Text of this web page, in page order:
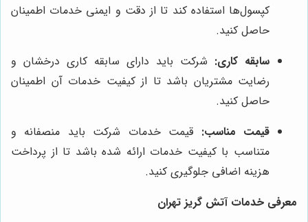
کپسول‌ها استفاده کند تا از دقت و ایمنی خدمات اطمینان
حاصل کنید.
سابقه کاری: شرکت باید دارای سابقه کاری درخشان و
رضایت مشتریان باشد تا از کیفیت خدمات آن اطمینان
حاصل کنید.
قیمت مناسب: قیمت خدمات شرکت باید منصفانه و
متناسب با کیفیت خدمات ارائه شده باشد تا از پرداخت
هزینه اضافی جلوگیری کنید.
معرفی خدمات آتش گریز تهران